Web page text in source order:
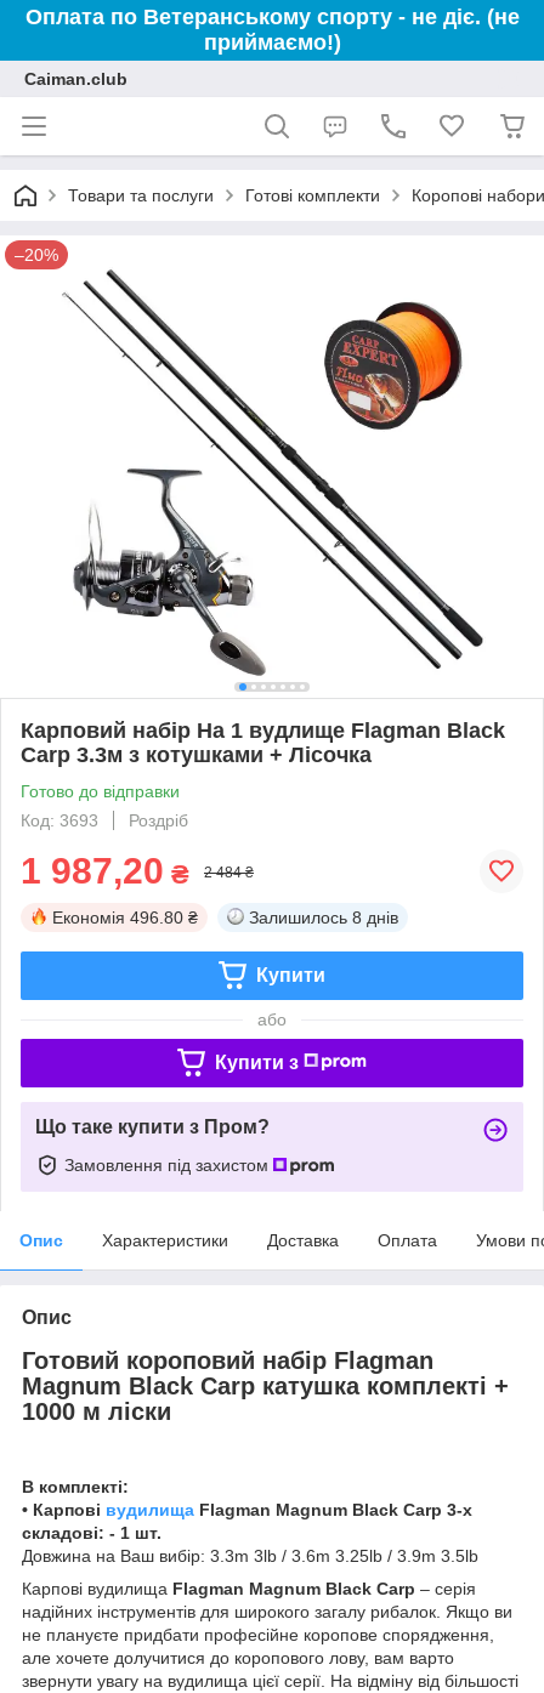
Оплата по Ветеранському спорту - не діє. (не
приймаємо!)
Caiman.club
Товари та послуги Готові комплекти Коропові набори
–20%
Карповий набір На 1 вудлище Flagman Black
Carp 3.3м з котушками + Лісочка
Готово до відправки
Код: 3693
Роздріб
1 987,20 ₴ 2 484 ₴
Економія 496.80 ₴ Залишилось 8 днів
Купити
або
Купити з
Що таке купити з Пром?
Замовлення під захистом
Опис Характеристики Доставка Оплата Умови
Опис
Готовий короповий набір Flagman
Magnum Black Carp катушка комплекті +
1000 м ліски
В комплекті:
• Карпові вудилища Flagman Magnum Black Carp 3-х
складові: - 1 шт.
Довжина на Ваш вибір: 3.3m 3lb / 3.6m 3.25lb / 3.9m 3.5lb
Карпові вудилища Flagman Magnum Black Carp – серія
надійних інструментів для широкого загалу рибалок. Якщо ви
не плануєте придбати професійне коропове спорядження,
але хочете долучитися до коропового лову, вам варто
звернути увагу на вудилища цієї серії. На відміну від більшості